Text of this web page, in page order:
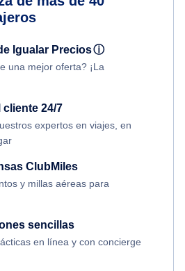
Igualar Preciosⓘ
una mejor oferta? ¡La
24/7
expertos en viajes, en
ClubMiles
y millas aéreas para
sencillas
en línea y con concierge